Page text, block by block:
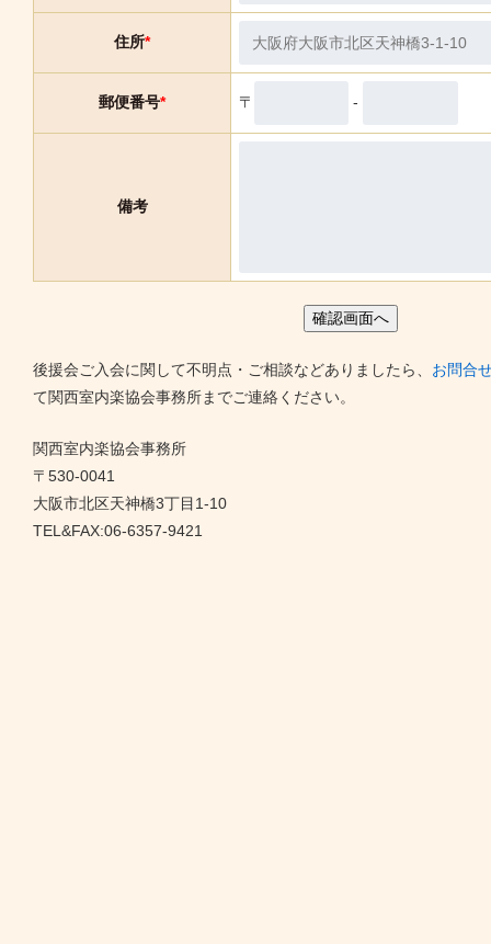
住所*
郵便番号* 〒 -
備考
後援会ご入会に関して不明点・ご相談などありましたら、 お問合
て関西室内楽協会事務所までご連絡ください。
関西室内楽協会事務所
〒530-0041
大阪市北区天神橋3丁目1-10
TEL&FAX:06-6357-9421